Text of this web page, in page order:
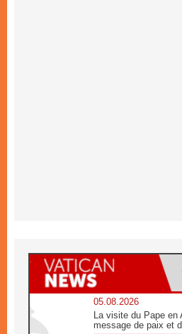
05.08.2026
La visite du Pape en
message de paix et